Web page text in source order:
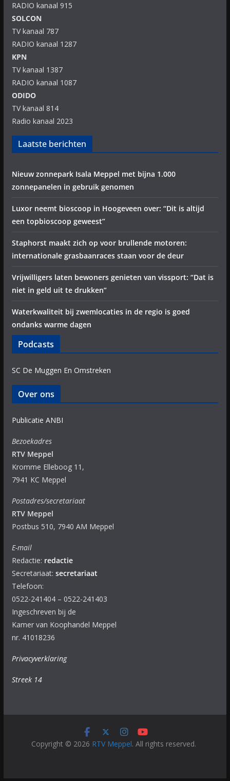
RADIO kanaal 915
SOLCON
TV kanaal 787
RADIO kanaal 1287
KPN
TV kanaal 1387
RADIO kanaal 1087
ODIDO
TV kanaal 814
Radio kanaal 2023
Laatste berichten
Nieuw zonnepark Isala Meppel met bijna 1.000
zonnepanelen in gebruik genomen
Luxor neemt bioscoop in Hoogeveen over: “Dit is altijd
een topbioscoop geweest”
Staphorst maakt zich op voor brullende motoren:
internationale grasbaanraces staan voor de deur
Vrijwilligers laten bewoners genieten van vissport: “Dat is
niet in geld uit te drukken”
Waterkwaliteit bij zwemlocaties in de regio is goed
ondanks warme dagen
Podcasts
SC De Muggen En Omstreken
Over ons
Publicatie ANBI
Bezoekadres
RTV Meppel
Kromme Elleboog 11,
7941 KC Meppel
Postadres/secretariaat
RTV Meppel
Postbus 510, 7940 AM Meppel
E-mail
Redactie: redactie
Secretariaat: secretariaat
Telefoon:
0522-241404 – 0522-241403
Ingeschreven bij de
Kamer van Koophandel Meppel
nr. 41018236
Privacyverklaring
Streek 14
Copyright © 2026 RTV Meppel. All rights reserved.